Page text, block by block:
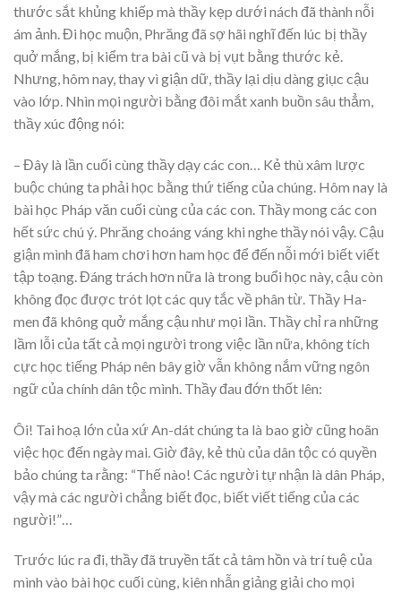
thước sắt khủng khiếp mà thầy kẹp dưới nách đã thành nỗi
ám ảnh. Đi học muộn, Phrăng đã sợ hãi nghĩ đến lúc bị thầy
quở mắng, bị kiểm tra bài cũ và bị vụt bằng thước kẻ.
Nhưng, hôm nay, thay vì giận dữ, thầy lại dịu dàng giục cậu
vào lớp. Nhìn mọi người bằng đôi mắt xanh buồn sâu thẳm,
thầy xúc động nói:
– Đây là lần cuối cùng thầy dạy các con… Kẻ thù xâm lược
buộc chúng ta phải học bằng thứ tiếng của chúng. Hôm nay là
bài học Pháp văn cuối cùng của các con. Thầy mong các con
hết sức chú ý. Phrăng choáng váng khi nghe thầy nói vậy. Cậu
giận mình đã ham chơi hơn ham học để đến nỗi mới biết viết
tập toạng. Đáng trách hơn nữa là trong buổi học này, cậu còn
không đọc được trót lọt các quy tắc về phân từ. Thầy Ha-
men đã không quở mắng cậu như mọi lần. Thầy chỉ ra những
lầm lỗi của tất cả mọi người trong việc lần nữa, không tích
cực học tiếng Pháp nên bây giờ vẫn không nắm vững ngôn
ngữ của chính dân tộc mình. Thầy đau đớn thốt lên:
Ôi! Tai hoạ lớn của xứ An-dát chúng ta là bao giờ cũng hoãn
việc học đến ngày mai. Giờ đây, kẻ thù của dân tộc có quyền
bảo chúng ta rằng: “Thế nào! Các người tự nhận là dân Pháp,
vậy mà các người chẳng biết đọc, biết viết tiếng của các
người!”…
Trước lúc ra đi, thầy đã truyền tất cả tâm hồn và trí tuệ của
mình vào bài học cuối cùng, kiên nhẫn giảng giải cho mọi